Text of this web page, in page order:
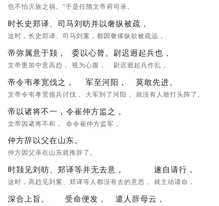
也不怕灭族之祸。”于是任隋文帝府司录。
时长史郑译、司马刘昉并以奢纵被疏，
这时，长史郑译、司马刘窻，都因奢侈纵欲被疏远，
帝弥属意于颎，
文帝更加中意高赹，
委以心膂。
视为心腹，
尉迟迥起兵也，
尉迟迥起兵作乱，
帝令韦孝宽伐之，
文帝令韦孝宽领兵讨伐，
军至河阳，
大军到了河阳，
莫敢先进。
就没有人敢打头阵了。
帝以诸将不一，
文帝因诸将不和，
令崔仲方监之，
命令崔仲方监军，
仲方辞以父在山东。
仲方因父亲在山东就推辞了。
时颎见刘昉、郑译等并无去意，
这时，高赹见刘窻、郑译等人都没有去的意思，
遂自请行，
就主动请命，
深合上旨。 受命便发， 遣人辞母云，